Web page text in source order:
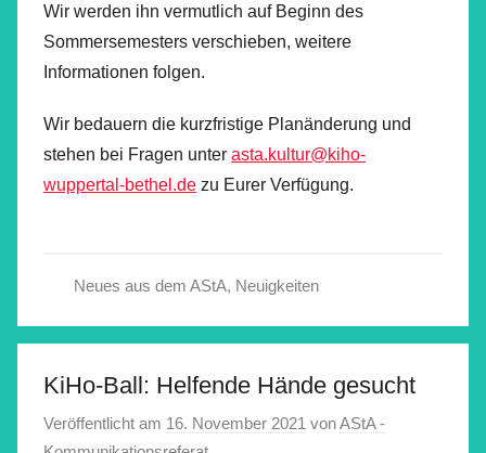
Wir werden ihn vermutlich auf Beginn des
Sommersemesters verschieben, weitere
Informationen folgen.
Wir bedauern die kurzfristige Planänderung und
stehen bei Fragen unter asta.kultur@kiho-
wuppertal-bethel.de zu Eurer Verfügung.
Neues aus dem AStA, Neuigkeiten
KiHo-Ball: Helfende Hände gesucht
Veröffentlicht am 16. November 2021 vonAStA -